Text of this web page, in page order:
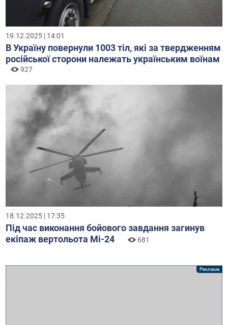
19.12.2025 | 14:01
В Україну повернули 1003 тіл, які за твердженням
російської сторони належать українським воїнам
927
18.12.2025 | 17:35
Під час виконання бойового завдання загинув
екіпаж вертольота Мі-24
681